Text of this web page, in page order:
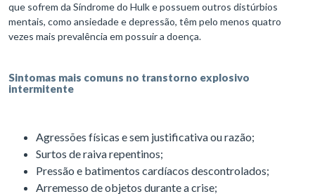
que sofrem da Síndrome do Hulk e possuem outros distúrbios
mentais, como ansiedade e depressão, têm pelo menos quatro
vezes mais prevalência em possuir a doença.
Sintomas mais comuns no transtorno explosivo
intermitente
Agressões físicas e sem justificativa ou razão;
Surtos de raiva repentinos;
Pressão e batimentos cardíacos descontrolados;
Arremesso de objetos durante a crise;